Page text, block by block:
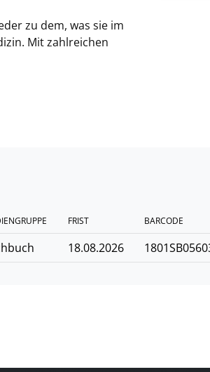
zu dem, was sie im
Mit zahlreichen
FRIST BARCODE
18.08.2026